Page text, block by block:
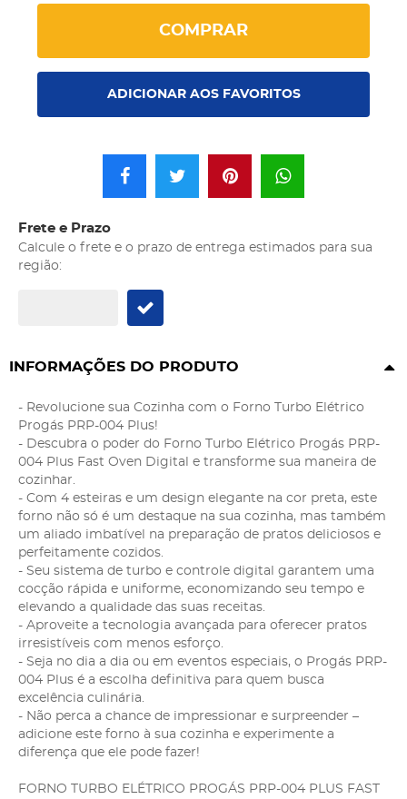
COMPRAR
ADICIONAR AOS FAVORITOS
Frete e Prazo
Calcule o frete e o prazo de entrega estimados para sua
região:
INFORMAÇÕES DO PRODUTO
- Revolucione sua Cozinha com o Forno Turbo Elétrico
Progás PRP-004 Plus!
- Descubra o poder do Forno Turbo Elétrico Progás PRP-
004 Plus Fast Oven Digital e transforme sua maneira de
cozinhar.
- Com 4 esteiras e um design elegante na cor preta, este
forno não só é um destaque na sua cozinha, mas também
um aliado imbatível na preparação de pratos deliciosos e
perfeitamente cozidos.
- Seu sistema de turbo e controle digital garantem uma
cocção rápida e uniforme, economizando seu tempo e
elevando a qualidade das suas receitas.
- Aproveite a tecnologia avançada para oferecer pratos
irresistíveis com menos esforço.
- Seja no dia a dia ou em eventos especiais, o Progás PRP-
004 Plus é a escolha definitiva para quem busca
excelência culinária.
- Não perca a chance de impressionar e surpreender –
adicione este forno à sua cozinha e experimente a
diferença que ele pode fazer!
FORNO TURBO ELÉTRICO PROGÁS PRP-004 PLUS FAST